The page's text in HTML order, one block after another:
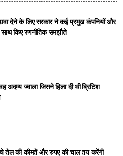
देने के लिए सरकार ने कई प्रमुख कंपनियों और
साथ किए रणनीतिक समझौते
अदम्य ज्वाला जिसने हिला दी थी ब्रिटिश
तेल की कीमतें और रुपए की चाल तय करेंगी